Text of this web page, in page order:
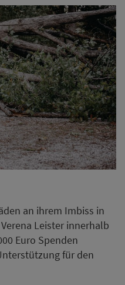
an ihrem Imbiss in
Leister innerhalb
Euro Spenden
für den